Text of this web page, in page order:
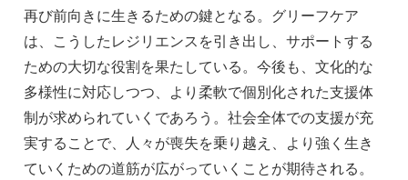
再び前向きに生きるための鍵となる。グリーフケア
は、こうしたレジリエンスを引き出し、サポートする
ための大切な役割を果たしている。今後も、文化的な
多様性に対応しつつ、より柔軟で個別化された支援体
制が求められていくであろう。社会全体での支援が充
実することで、人々が喪失を乗り越え、より強く生き
ていくための道筋が広がっていくことが期待される。